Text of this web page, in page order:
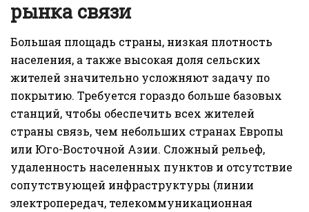
рынка связи
Большая площадь страны, низкая плотность
населения, а также высокая доля сельских
жителей значительно усложняют задачу по
покрытию. Требуется гораздо больше базовых
станций, чтобы обеспечить всех жителей
страны связь, чем небольших странах Европы
или Юго-Восточной Азии. Сложный рельеф,
удаленность населенных пунктов и отсутствие
сопутствующей инфраструктуры (линии
электропередач, телекоммуникационная